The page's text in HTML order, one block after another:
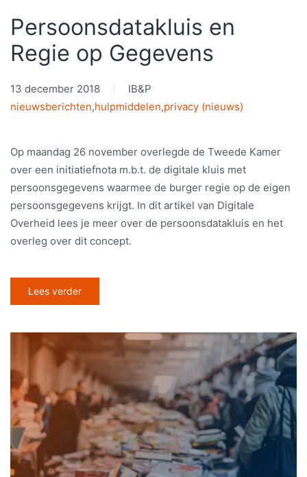
Persoonsdatakluis en
Regie op Gegevens
13 december 2018
IB&P
nieuwsberichten,hulpmiddelen,privacy (nieuws)
Op maandag 26 november overlegde de Tweede Kamer
over een initiatiefnota m.b.t. de digitale kluis met
persoonsgegevens waarmee de burger regie op de eigen
persoonsgegevens krijgt. In dit artikel van Digitale
Overheid lees je meer over de persoonsdatakluis en het
overleg over dit concept.
Lees verder